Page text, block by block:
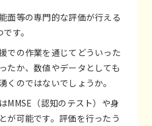
面等の専門的な評価が行える
す。
での作業を通じてどういった
たか、数値やデータとしても
くのではないでしょうか。
MMSE（認知のテスト）や身
が可能です。評価を行ったう